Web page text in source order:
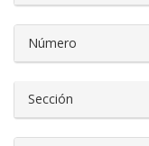
Número
Sección